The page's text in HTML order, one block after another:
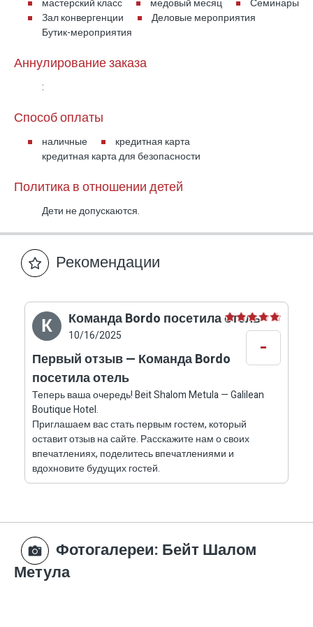
---
Почему стоит выбрать Бейт Шалом через
Bordo?
компромиссов — стремление предоставить
клиентам Bordeaux наилучшие впечатления.
- Комплексное гостеприимство — это не просто
проживание: просторные номера, продуманный
- Индивидуальный доступ — точная
фильтрация по типу номера, этажу или
доступности; простой сервис бронирования
через сайт.
- Уникальное расположение — северная
Метула, в тихом и зеленом районе, с легким
доступом, но приятным ощущением отрыва от
повседневной жизни.
Забронируйте проживание в отеле Бейт
Шаломсегодня и подарите себе время по-
настоящему расслабиться — среди камня,
дизайна и природы.
мастерский класс медовый месяц
Семинары
Зал конвергенции
Деловые мероприятия
Бутик-мероприятия
Аннулирование заказа
:
Способ оплаты
наличные
кредитная карта
кредитная карта для безопасности
Политика в отношении детей
Дети не допускаются.
Рекомендации
К Команда Bordo посетила отель
10/16/2025
Первый отзыв — Команда Bordo
посетила отель
Теперь ваша очередь! Beit Shalom Metula — Galilean
Boutique Hotel.
Приглашаем вас стать первым гостем, который
оставит отзыв на сайте. Расскажите нам о своих
впечатлениях, поделитесь впечатлениями и
вдохновите будущих гостей.
-
Фотогалереи: Бейт Шалом
Метула